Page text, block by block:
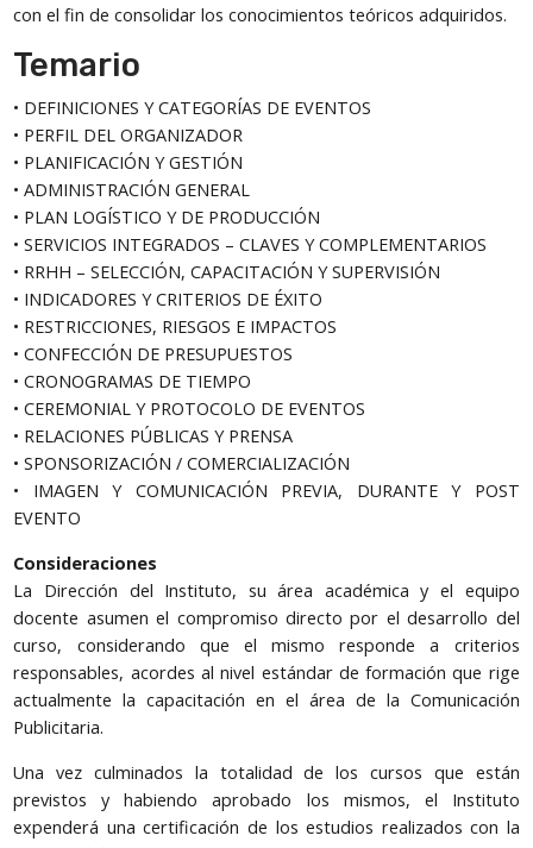
con el fin de consolidar los conocimientos teóricos adquiridos.
Temario
• DEFINICIONES Y CATEGORÍAS DE EVENTOS
• PERFIL DEL ORGANIZADOR
• PLANIFICACIÓN Y GESTIÓN
• ADMINISTRACIÓN GENERAL
• PLAN LOGÍSTICO Y DE PRODUCCIÓN
• SERVICIOS INTEGRADOS – CLAVES Y COMPLEMENTARIOS
• RRHH – SELECCIÓN, CAPACITACIÓN Y SUPERVISIÓN
• INDICADORES Y CRITERIOS DE ÉXITO
• RESTRICCIONES, RIESGOS E IMPACTOS
• CONFECCIÓN DE PRESUPUESTOS
• CRONOGRAMAS DE TIEMPO
• CEREMONIAL Y PROTOCOLO DE EVENTOS
• RELACIONES PÚBLICAS Y PRENSA
• SPONSORIZACIÓN / COMERCIALIZACIÓN
• IMAGEN Y COMUNICACIÓN PREVIA, DURANTE Y POST
EVENTO
Consideraciones
La Dirección del Instituto, su área académica y el equipo
docente asumen el compromiso directo por el desarrollo del
curso, considerando que el mismo responde a criterios
responsables, acordes al nivel estándar de formación que rige
actualmente la capacitación en el área de la Comunicación
Publicitaria.
Una vez culminados la totalidad de los cursos que están
previstos y habiendo aprobado los mismos, el Instituto
expenderá una certificación de los estudios realizados con la